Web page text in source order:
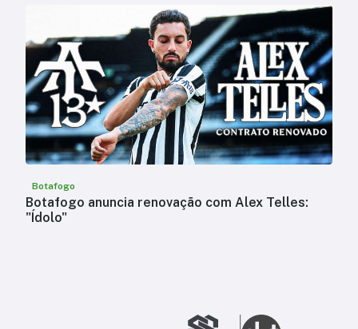
Botafogo
Botafogo anuncia renovação com Alex Telles:
"Ídolo"